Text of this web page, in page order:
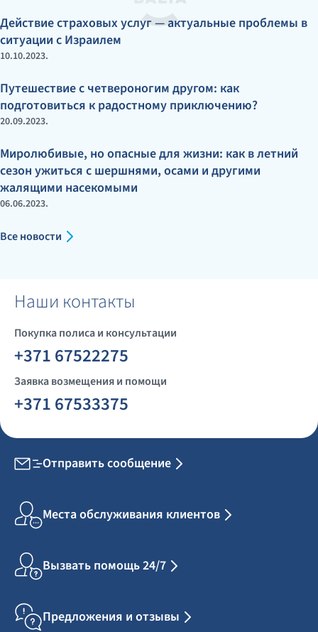
Действие страховых услуг — актуальные проблемы в
ситуации с Израилем
10.10.2023.
Путешествие с четвероногим другом: как
подготовиться к радостному приключению?
20.09.2023.
Миролюбивые, но опасные для жизни: как в летний
сезон ужиться с шершнями, осами и другими
жалящими насекомыми
06.06.2023.
Все новости
Наши контакты
Покупка полиса и консультации
+371 67522275
Заявка возмещения и помощи
+371 67533375
Отправить сообщение
Места обслуживания клиентов
Вызвать помощь 24/7
Предложения и отзывы